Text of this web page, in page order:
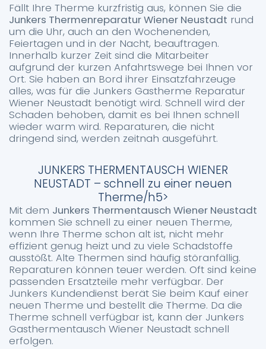
Fällt Ihre Therme kurzfristig aus, können Sie die
Junkers Thermenreparatur Wiener Neustadt rund
um die Uhr, auch an den Wochenenden,
Feiertagen und in der Nacht, beauftragen.
Innerhalb kurzer Zeit sind die Mitarbeiter
aufgrund der kurzen Anfahrtswege bei Ihnen vor
Ort. Sie haben an Bord ihrer Einsatzfahrzeuge
alles, was für die Junkers Gastherme Reparatur
Wiener Neustadt benötigt wird. Schnell wird der
Schaden behoben, damit es bei Ihnen schnell
wieder warm wird. Reparaturen, die nicht
dringend sind, werden zeitnah ausgeführt.
JUNKERS THERMENTAUSCH WIENER
NEUSTADT – schnell zu einer neuen
Therme/h5>
Mit dem Junkers Thermentausch Wiener Neustadt
kommen Sie schnell zu einer neuen Therme,
wenn Ihre Therme schon alt ist, nicht mehr
effizient genug heizt und zu viele Schadstoffe
ausstößt. Alte Thermen sind häufig störanfällig.
Reparaturen können teuer werden. Oft sind keine
passenden Ersatzteile mehr verfügbar. Der
Junkers Kundendienst berät Sie beim Kauf einer
neuen Therme und bestellt die Therme. Da die
Therme schnell verfügbar ist, kann der Junkers
Gasthermentausch Wiener Neustadt schnell
erfolgen.